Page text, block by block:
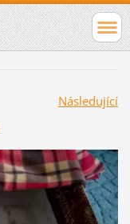
Následující